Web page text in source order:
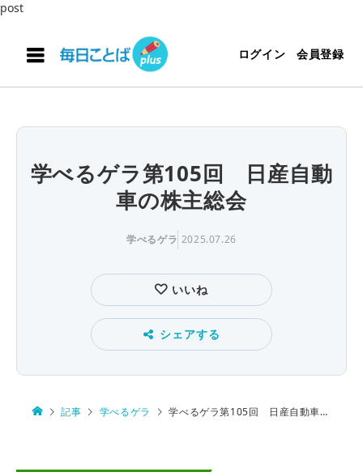
post
ログイン 会員登録
学べるゲラ第105回 日産自動
車の株主総会
学べるゲラ 2025.07.26
いいね
シェアする
記事 学べるゲラ 学べるゲラ第105回 日産自動車の株主総会